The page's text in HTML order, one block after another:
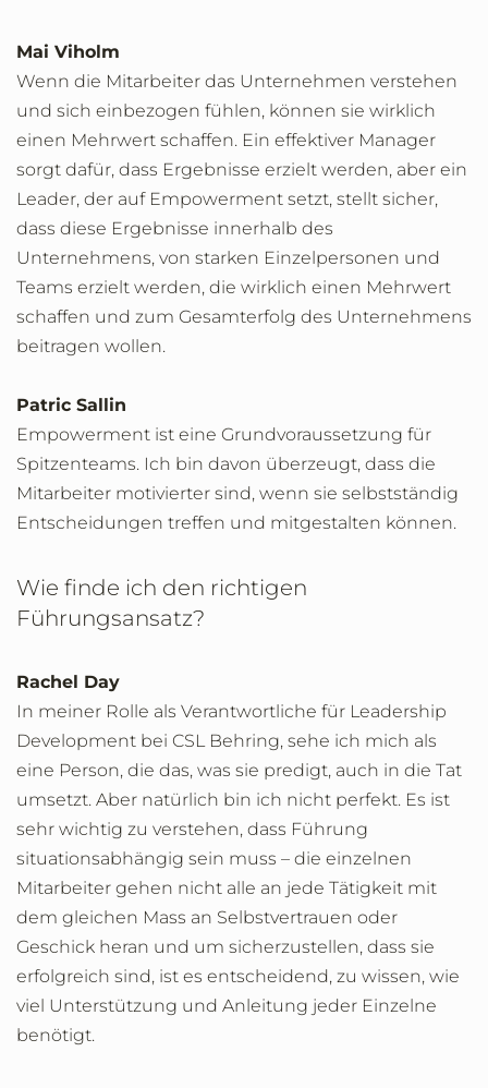
Mai Viholm
Wenn die Mitarbeiter das Unternehmen verstehen
und sich einbezogen fühlen, können sie wirklich
einen Mehrwert schaffen. Ein effektiver Manager
sorgt dafür, dass Ergebnisse erzielt werden, aber ein
Leader, der auf Empowerment setzt, stellt sicher,
dass diese Ergebnisse innerhalb des
Unternehmens, von starken Einzelpersonen und
Teams erzielt werden, die wirklich einen Mehrwert
schaffen und zum Gesamterfolg des Unternehmens
beitragen wollen.
Patric Sallin
Empowerment ist eine Grundvoraussetzung für
Spitzenteams. Ich bin davon überzeugt, dass die
Mitarbeiter motivierter sind, wenn sie selbstständig
Entscheidungen treffen und mitgestalten können.
Wie finde ich den richtigen
Führungsansatz?
Rachel Day
In meiner Rolle als Verantwortliche für Leadership
Development bei CSL Behring, sehe ich mich als
eine Person, die das, was sie predigt, auch in die Tat
umsetzt. Aber natürlich bin ich nicht perfekt. Es ist
sehr wichtig zu verstehen, dass Führung
situationsabhängig sein muss – die einzelnen
Mitarbeiter gehen nicht alle an jede Tätigkeit mit
dem gleichen Mass an Selbstvertrauen oder
Geschick heran und um sicherzustellen, dass sie
erfolgreich sind, ist es entscheidend, zu wissen, wie
viel Unterstützung und Anleitung jeder Einzelne
benötigt.